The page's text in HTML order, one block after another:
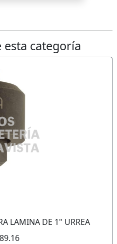
esta categoría
LAMINA DE 1" URREA